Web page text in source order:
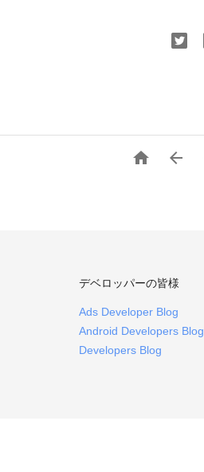
 
デベロッパーの皆様
Ads Developer Blog
Android Developers Blog
Developers Blog